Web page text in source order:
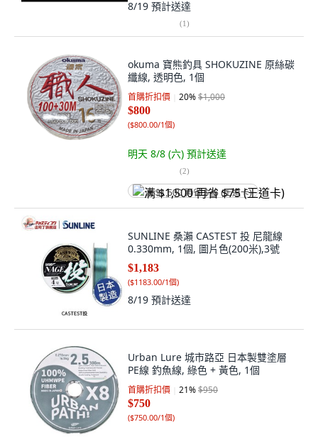
8/19 預計送達
(1)
okuma 寶熊釣具 SHOKUZINE 原絲碳
纖線, 透明色, 1個
首購折扣價 20%$1,000
$800
($800.00/1個)
明天 8/8 (六) 預計送達
(2)
满 $1,500 再省 $75 (王道卡)
SUNLINE 桑瀨 CASTEST 投 尼龍線
0.330mm, 1個, 圖片色(200米),3號
$1,183
($1183.00/1個)
8/19 預計送達
Urban Lure 城市路亞 日本製雙塗層
PE線 釣魚線, 綠色 + 黃色, 1個
首購折扣價 21%$950
$750
($750.00/1個)